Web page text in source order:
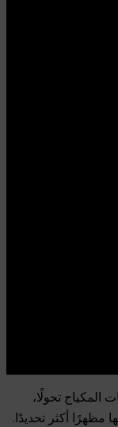
المكياج تحولًا،
مظهرًا أكثر تحديدًا.